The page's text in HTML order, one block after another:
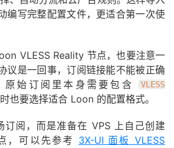
编写完整配置文件，更适合第一次使
VLESS Reality 节点，也要注意一
议是一回事，订阅链接能不能被正确
原始订阅里本身需要包含
VLESS
也要选择适合 Loon 的配置格式。
订阅，而是准备在 VPS 上自己创建
，可以先参考 3X-UI 面板 VLESS